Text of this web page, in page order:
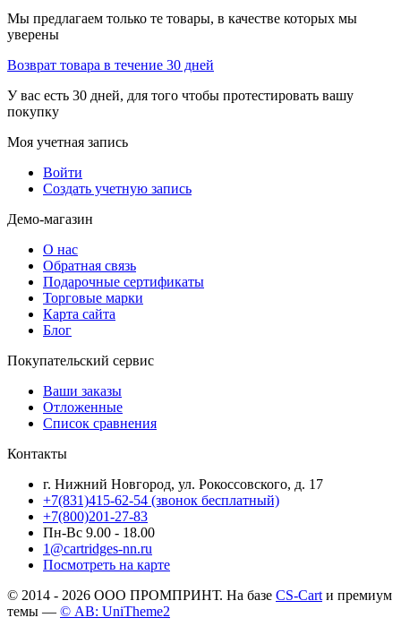
Мы предлагаем только те товары, в качестве которых мы
уверены
Возврат товара в течение 30 дней
У вас есть 30 дней, для того чтобы протестировать вашу
покупку
Моя учетная запись
Войти
Создать учетную запись
Демо-магазин
О нас
Обратная связь
Подарочные сертификаты
Торговые марки
Карта сайта
Блог
Покупательский сервис
Ваши заказы
Отложенные
Список сравнения
Контакты
г. Нижний Новгород, ул. Рокоссовского, д. 17
+7(831)415-62-54 (звонок бесплатный)
+7(800)201-27-83
Пн-Вс 9.00 - 18.00
1@cartridges-nn.ru
Посмотреть на карте
© 2014 - 2026 ООО ПРОМПРИНТ. На базе CS-Cartи премиум
темы — © AB: UniTheme2